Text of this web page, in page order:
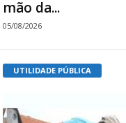
mão da...
05/08/2026
UTILIDADE PÚBLICA